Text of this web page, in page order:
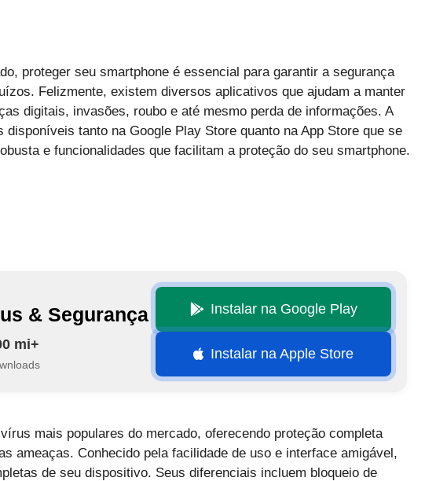
proteger seu smartphone é essencial para garantir a segurança
Felizmente, existem diversos aplicativos que ajudam a manter
digitais, invasões, roubo e até mesmo perda de informações. A
tanto na Google Play Store quanto na App Store que se
e funcionalidades que facilitam a proteção do seu smartphone.
& Segurança
mi+
Instalar na Google Play
Instalar na Apple Store
mais populares do mercado, oferecendo proteção completa
ameaças. Conhecido pela facilidade de uso e interface amigável,
de seu dispositivo. Seus diferenciais incluem bloqueio de